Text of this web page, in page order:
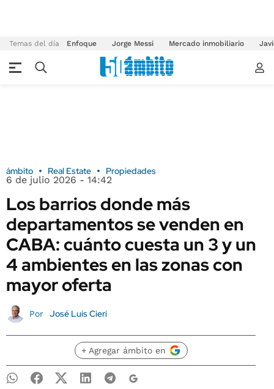
Temas del día Enfoque Jorge Messi Mercado inmobiliario
ámbito Real Estate Propiedades
6 de julio 2026 - 14:42
Los barrios donde más
departamentos se venden en
CABA: cuánto cuesta un 3 y un
4 ambientes en las zonas con
mayor oferta
Por José Luis Cieri
+ Agregar ámbito en